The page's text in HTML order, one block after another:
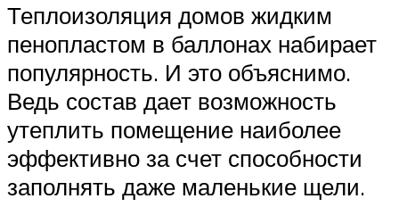
Теплоизоляция домов жидким
пенопластом в баллонах набирает
популярность. И это объяснимо.
Ведь состав дает возможность
утеплить помещение наиболее
эффективно за счет способности
заполнять даже маленькие щели.